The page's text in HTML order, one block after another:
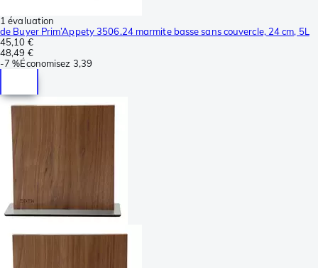
1 évaluation
de Buyer Prim’Appety 3506.24 marmite basse sans couvercle, 24 cm, 5L
45,10 €
48,49 €
-7 %Économisez 3,39